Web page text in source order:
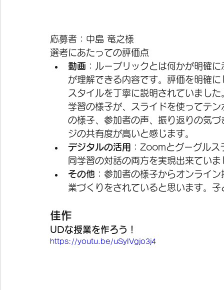
応募者：中島 竜之様
選考にあたっての評価点
動画 ：ルーブリックとは何かが明確
が理解できる内容です。評価を明確
スタイルを丁寧に説明されていまし
学習の様子が、スライドを使ってテ
の様子、参加者の声、振り返りの気
ジの共有度が高いと感じます。
デジタルの活用 ：Zoomとグーグル
同学習の対話の両方を実現出来ていま
その他 ：参加者の様子からオンライ
業づくりをされていると思います。
佳作
UDな授業を作ろう！
https://youtu.be/uSyIVgjo3j4